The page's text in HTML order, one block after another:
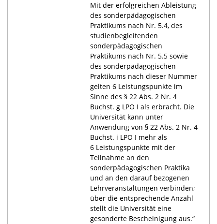
Mit der erfolgreichen Ableistung
des sonderpädagogischen
Praktikums nach Nr. 5.4, des
studienbegleitenden
sonderpädagogischen
Praktikums nach Nr. 5.5 sowie
des sonderpädagogischen
Praktikums nach dieser Nummer
gelten 6 Leistungspunkte im
Sinne des § 22 Abs. 2 Nr. 4
Buchst. g LPO I als erbracht. Die
Universität kann unter
Anwendung von § 22 Abs. 2 Nr. 4
Buchst. i LPO I mehr als
6 Leistungspunkte mit der
Teilnahme an den
sonderpädagogischen Praktika
und an den darauf bezogenen
Lehrveranstaltungen verbinden;
über die entsprechende Anzahl
stellt die Universität eine
gesonderte Bescheinigung aus.“